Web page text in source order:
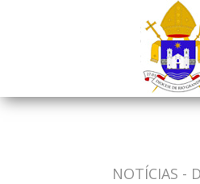
NOTÍCIAS -